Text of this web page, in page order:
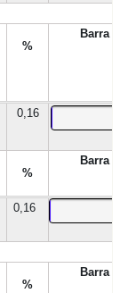
%
Barra %
0,16
%
Barra %
0,16
%
Barra %